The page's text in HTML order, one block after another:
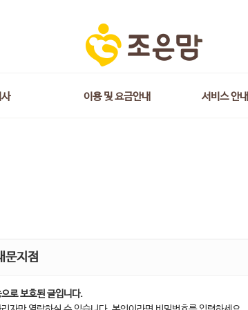
이용 및 요금안내 서비스 안내
문지점
로 보호된 글입니다.